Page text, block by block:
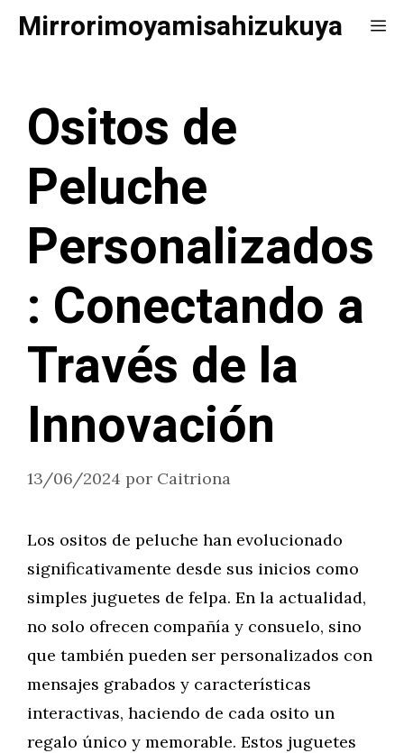
Saltar
Mirrorimoyamisahizukuya
Ositos de
Peluche
Personalizados
: Conectando a
Través de la
Innovación
13/06/2024 por Caitriona
Los ositos de peluche han evolucionado
significativamente desde sus inicios como
simples juguetes de felpa. En la actualidad,
no solo ofrecen compañía y consuelo, sino
que también pueden ser personalizados con
mensajes grabados y características
interactivas, haciendo de cada osito un
regalo único y memorable. Estos juguetes